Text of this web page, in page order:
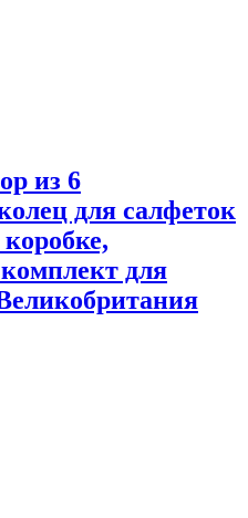
из 6
для салфеток
для